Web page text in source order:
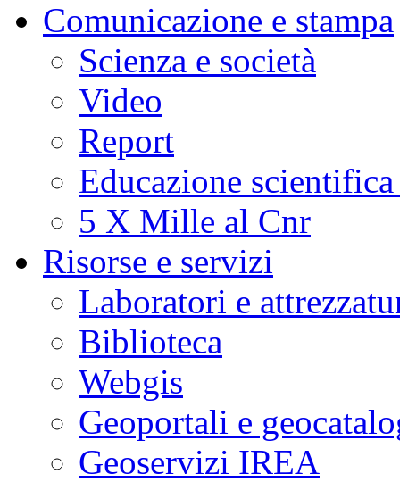
Comunicazione e stampa
Scienza e società
Video
Report
Educazione
5 X Mille al Cnr
Risorse e servizi
Laboratori e
Biblioteca
Webgis
Geoportali e
Geoservizi IREA